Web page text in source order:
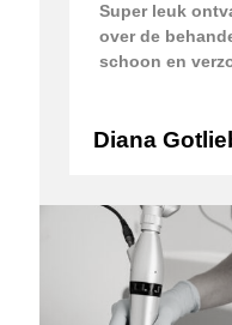
Super leuk
over de
schoon en
Diana